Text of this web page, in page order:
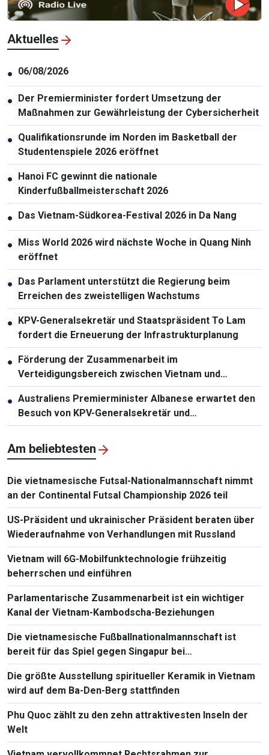
Aktuelles
● 06/08/2026
● Der Premierminister fordert Umsetzung der
Maßnahmen zur Gewährleistung der Cybersicherheit
● Qualifikationsrunde im Norden im Basketball der
Studentenspiele 2026 eröffnet
● Hanoi FC gewinnt die nationale
Kinderfußballmeisterschaft 2026
● Das Vietnam-Südkorea-Festival 2026 in Da Nang
● Miss World 2026 wird nächste Woche in Quang Ninh
eröffnet
● Das Parlament unterstützt die Regierung beim
Erreichen des zweistelligen Wachstums
● KPV-Generalsekretär und Staatspräsident To Lam
fordert die Erneuerung der Infrastrukturplanung
● Förderung der Zusammenarbeit im
Verteidigungsbereich zwischen Vietnam und
Malaysia
● Australiens Premierminister Albanese erwartet den
Besuch von KPV-Generalsekretär und
Staatspräsident To Lam
Am beliebtesten
Die vietnamesische Futsal-Nationalmannschaft nimmt
an der Continental Futsal Championship 2026 teil
US-Präsident und ukrainischer Präsident beraten über
Wiederaufnahme von Verhandlungen mit Russland
Vietnam will 6G-Mobilfunktechnologie frühzeitig
beherrschen und einführen
Parlamentarische Zusammenarbeit ist ein wichtiger
Kanal der Vietnam-Kambodscha-Beziehungen
Die vietnamesische Fußballnationalmannschaft ist
bereit für das Spiel gegen Singapur bei
Südostasienmeisterschaft 2026
Die größte Ausstellung spiritueller Keramik in Vietnam
wird auf dem Ba-Den-Berg stattfinden
Phu Quoc zählt zu den zehn attraktivesten Inseln der
Welt